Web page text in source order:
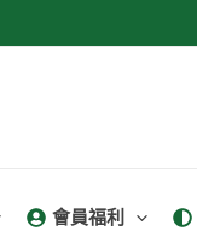
會員福利